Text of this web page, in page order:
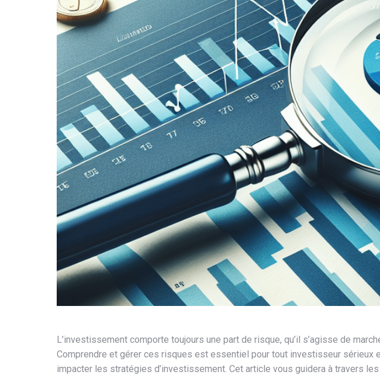
L’investissement comporte toujours une part de risque, qu’il s’agisse de
Comprendre et gérer ces risques est essentiel pour tout investisseur sérieux
impacter les stratégies d’investissement. Cet article vous guidera à travers